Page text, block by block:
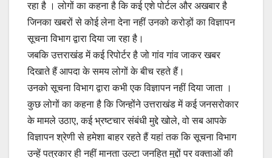
रहा है । लोगों का कहना है कि कई एशे पोर्टल और अखबार है
जिनका खबरों से कोई लेना देना नहीं उनको करोड़ों का विज्ञापन
सूचना विभाग द्वारा दिया जा रहा है।
जबकि उत्तराखंड में कई रिपोर्टर है जो गांव गांव जाकर खबर
दिखाते हैं आपदा के समय लोगों के बीच रहते हैं।
उनको सूचना विभाग द्वारा कभी एक विज्ञापन नहीं दिया जाता ।
कुछ लोगों का कहना है कि जिन्होंने उत्तराखंड में कई जनसरोकार
के मामले उठाए, कई भ्रष्टचार संबंधी मुद्दे खोले, वो सब आपके
विज्ञापन श्रेणी से हमेशा बाहर रहते हैं यहां तक कि सूचना विभाग
उन्हें पत्रकार ही नहीं मानता उल्टा जनहित मुद्दों पर वक्ताओं की